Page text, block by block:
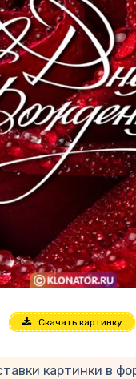
Скачать картинку
картинки в